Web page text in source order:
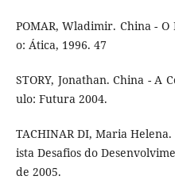
POMAR, Wladimir. China - O
o: Ática, 1996. 47
STORY, Jonathan. China - A
ulo: Futura 2004.
TACHINAR DI, Maria
ista Desafios do
de 2005.